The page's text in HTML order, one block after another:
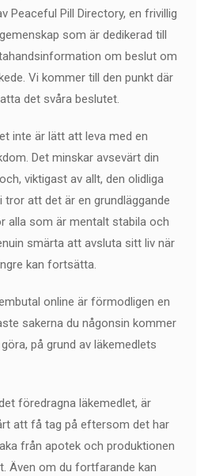
Peaceful Pill Directory, en frivillig
som är dedikerad till
om beslut om
Vi kommer till den punkt där
det svåra beslutet.
inte är lätt att leva med en
Det minskar avsevärt din
viktigast av allt, den olidliga
tror att det är en grundläggande
alla som är mentalt stabila och
smärta att avsluta sitt liv när
kan fortsätta.
online är förmodligen en
sakerna du någonsin kommer
på grund av läkemedlets
föredragna läkemedlet, är
att få tag på eftersom det har
från apotek och produktionen
Även om du fortfarande kan